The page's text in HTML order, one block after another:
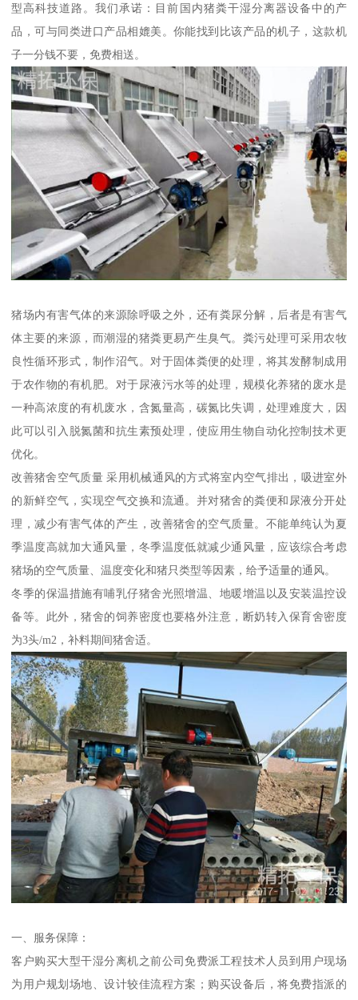
型高科技道路。我们承诺：目前国内猪粪干湿分离器设备中的产
品，可与同类进口产品相媲美。你能找到比该产品的机子，这款机
子一分钱不要，免费相送。
猪场内有害气体的来源除呼吸之外，还有粪尿分解，后者是有害气
体主要的来源，而潮湿的猪粪更易产生臭气。粪污处理可采用农牧
良性循环形式，制作沼气。对于固体粪便的处理，将其发酵制成用
于农作物的有机肥。对于尿液污水等的处理，规模化养猪的废水是
一种高浓度的有机废水，含氮量高，碳氮比失调，处理难度大，因
此可以引入脱氮菌和抗生素预处理，使应用生物自动化控制技术更
优化。
改善猪舍空气质量 采用机械通风的方式将室内空气排出，吸进室外
的新鲜空气，实现空气交换和流通。并对猪舍的粪便和尿液分开处
理，减少有害气体的产生，改善猪舍的空气质量。不能单纯认为夏
季温度高就加大通风量，冬季温度低就减少通风量，应该综合考虑
猪场的空气质量、温度变化和猪只类型等因素，给予适量的通风。
冬季的保温措施有哺乳仔猪舍光照增温、地暖增温以及安装温控设
备等。此外，猪舍的饲养密度也要格外注意，断奶转入保育舍密度
为3头/m2，补料期间猪舍适。
一、服务保障：
客户购买大型干湿分离机之前公司免费派工程技术人员到用户现场
为用户规划场地、设计较佳流程方案；购买设备后，将免费指派的